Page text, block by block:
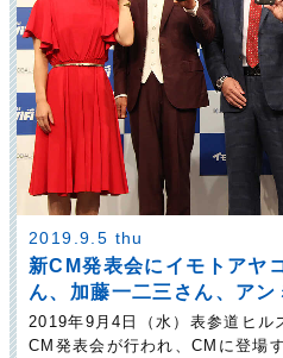
2019.9.5 thu
新CM発表会にイモトアヤ
ん、加藤一二三さん、アン
2019年9月4日（水）表参道ヒル
CM発表会が行われ、CMに登場